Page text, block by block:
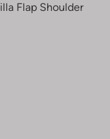
Flap Shoulder